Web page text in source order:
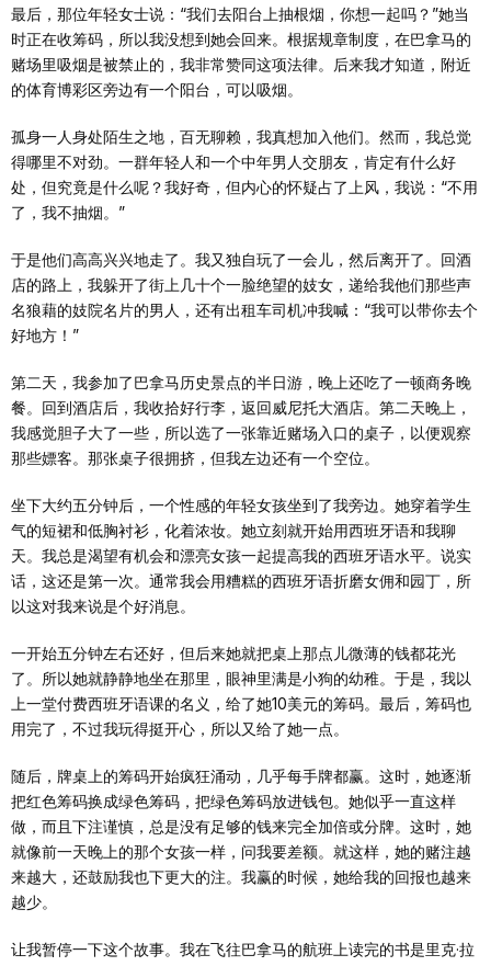
最后，那位年轻女士说：“我们去阳台上抽根烟，你想一起吗？”她当
时正在收筹码，所以我没想到她会回来。根据规章制度，在巴拿马的
赌场里吸烟是被禁止的，我非常赞同这项法律。后来我才知道，附近
的体育博彩区旁边有一个阳台，可以吸烟。
孤身一人身处陌生之地，百无聊赖，我真想加入他们。然而，我总觉
得哪里不对劲。一群年轻人和一个中年男人交朋友，肯定有什么好
处，但究竟是什么呢？我好奇，但内心的怀疑占了上风，我说：“不用
了，我不抽烟。”
于是他们高高兴兴地走了。我又独自玩了一会儿，然后离开了。回酒
店的路上，我躲开了街上几十个一脸绝望的妓女，递给我他们那些声
名狼藉的妓院名片的男人，还有出租车司机冲我喊：“我可以带你去个
好地方！”
第二天，我参加了巴拿马历史景点的半日游，晚上还吃了一顿商务晚
餐。回到酒店后，我收拾好行李，返回威尼托大酒店。第二天晚上，
我感觉胆子大了一些，所以选了一张靠近赌场入口的桌子，以便观察
那些嫖客。那张桌子很拥挤，但我左边还有一个空位。
坐下大约五分钟后，一个性感的年轻女孩坐到了我旁边。她穿着学生
气的短裙和低胸衬衫，化着浓妆。她立刻就开始用西班牙语和我聊
天。我总是渴望有机会和漂亮女孩一起提高我的西班牙语水平。说实
话，这还是第一次。通常我会用糟糕的西班牙语折磨女佣和园丁，所
以这对我来说是个好消息。
一开始五分钟左右还好，但后来她就把桌上那点儿微薄的钱都花光
了。所以她就静静地坐在那里，眼神里满是小狗的幼稚。于是，我以
上一堂付费西班牙语课的名义，给了她10美元的筹码。最后，筹码也
用完了，不过我玩得挺开心，所以又给了她一点。
随后，牌桌上的筹码开始疯狂涌动，几乎每手牌都赢。这时，她逐渐
把红色筹码换成绿色筹码，把绿色筹码放进钱包。她似乎一直这样
做，而且下注谨慎，总是没有足够的钱来完全加倍或分牌。这时，她
就像前一天晚上的那个女孩一样，问我要差额。就这样，她的赌注越
来越大，还鼓励我也下更大的注。我赢的时候，她给我的回报也越来
越少。
让我暂停一下这个故事。我在飞往巴拿马的航班上读完的书是里克·拉